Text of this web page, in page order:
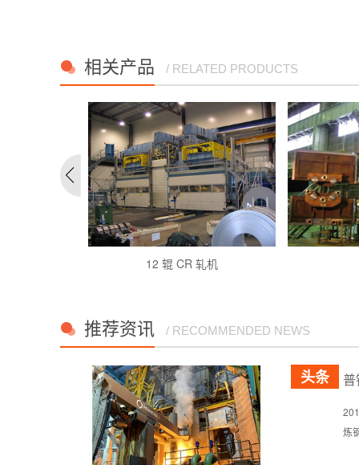
相关产品 / RELATED PRODUCTS
12 辊 CR 轧机
推荐资讯 / RECOMMENDED NEWS
普
炼